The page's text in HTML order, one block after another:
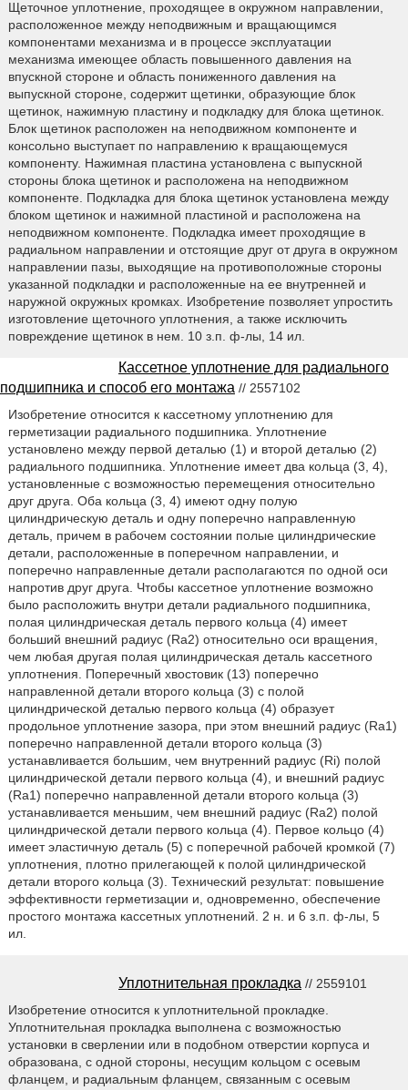
Щеточное уплотнение, проходящее в окружном направлении,
расположенное между неподвижным и вращающимся
компонентами механизма и в процессе эксплуатации
механизма имеющее область повышенного давления на
впускной стороне и область пониженного давления на
выпускной стороне, содержит щетинки, образующие блок
щетинок, нажимную пластину и подкладку для блока щетинок.
Блок щетинок расположен на неподвижном компоненте и
консольно выступает по направлению к вращающемуся
компоненту. Нажимная пластина установлена с выпускной
стороны блока щетинок и расположена на неподвижном
компоненте. Подкладка для блока щетинок установлена между
блоком щетинок и нажимной пластиной и расположена на
неподвижном компоненте. Подкладка имеет проходящие в
радиальном направлении и отстоящие друг от друга в окружном
направлении пазы, выходящие на противоположные стороны
указанной подкладки и расположенные на ее внутренней и
наружной окружных кромках. Изобретение позволяет упростить
изготовление щеточного уплотнения, а также исключить
повреждение щетинок в нем. 10 з.п. ф-лы, 14 ил.
Кассетное уплотнение для радиального
подшипника и способ его монтажа // 2557102
Изобретение относится к кассетному уплотнению для
герметизации радиального подшипника. Уплотнение
установлено между первой деталью (1) и второй деталью (2)
радиального подшипника. Уплотнение имеет два кольца (3, 4),
установленные с возможностью перемещения относительно
друг друга. Оба кольца (3, 4) имеют одну полую
цилиндрическую деталь и одну поперечно направленную
деталь, причем в рабочем состоянии полые цилиндрические
детали, расположенные в поперечном направлении, и
поперечно направленные детали располагаются по одной оси
напротив друг друга. Чтобы кассетное уплотнение возможно
было расположить внутри детали радиального подшипника,
полая цилиндрическая деталь первого кольца (4) имеет
больший внешний радиус (Ra2) относительно оси вращения,
чем любая другая полая цилиндрическая деталь кассетного
уплотнения. Поперечный хвостовик (13) поперечно
направленной детали второго кольца (3) с полой
цилиндрической деталью первого кольца (4) образует
продольное уплотнение зазора, при этом внешний радиус (Ra1)
поперечно направленной детали второго кольца (3)
устанавливается большим, чем внутренний радиус (Ri) полой
цилиндрической детали первого кольца (4), и внешний радиус
(Ra1) поперечно направленной детали второго кольца (3)
устанавливается меньшим, чем внешний радиус (Ra2) полой
цилиндрической детали первого кольца (4). Первое кольцо (4)
имеет эластичную деталь (5) с поперечной рабочей кромкой (7)
уплотнения, плотно прилегающей к полой цилиндрической
детали второго кольца (3). Технический результат: повышение
эффективности герметизации и, одновременно, обеспечение
простого монтажа кассетных уплотнений. 2 н. и 6 з.п. ф-лы, 5
ил.
Уплотнительная прокладка // 2559101
Изобретение относится к уплотнительной прокладке.
Уплотнительная прокладка выполнена с возможностью
установки в сверлении или в подобном отверстии корпуса и
образована, с одной стороны, несущим кольцом с осевым
фланцем, и радиальным фланцем, связанным с осевым